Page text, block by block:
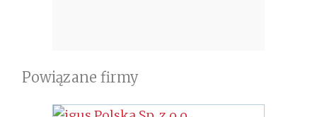
Powiązane firmy